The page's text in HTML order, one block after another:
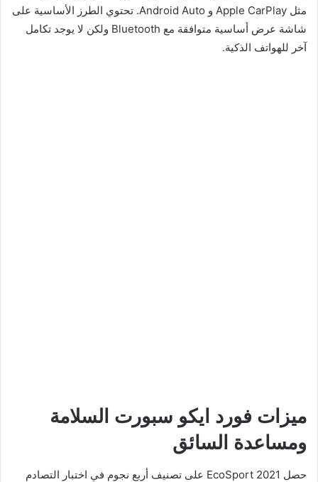
مثل Apple CarPlay و Android Auto. تحتوي الطرز الأساسية على
شاشة عرض أساسية متوافقة مع Bluetooth ولكن لا يوجد تكامل
آخر للهواتف الذكية.
ميزات فورد ايكو سبورت السلامة
ومساعدة السائق
حصل EcoSport 2021 على تصنيف أربع نجوم في اختبار التصادم